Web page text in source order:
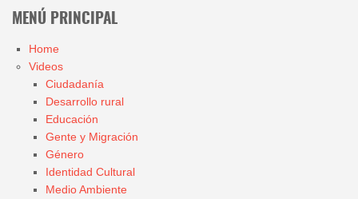
MENÚ PRINCIPAL
Home
Videos
Ciudadanía
Desarrollo rural
Educación
Gente y Migración
Género
Identidad Cultural
Medio Ambiente